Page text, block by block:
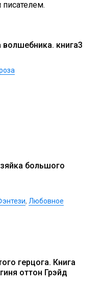
книга3
большого
, Любовное
герцога. Книга
оттон Грэйд